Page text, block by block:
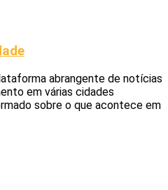
abrangente de notícias
em várias cidades
sobre o que acontece em